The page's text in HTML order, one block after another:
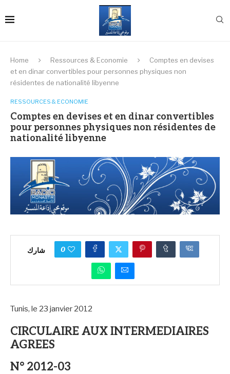
Home Ressources & Economie
Comptes en devises
et en dinar convertibles pour personnes physiques non
résidentes de nationalité libyenne
RESSOURCES & ECONOMIE
Comptes en devises et en dinar convertibles
pour personnes physiques non résidentes de
nationalité libyenne
شارك 0
Tunis, le 23 janvier 2012
CIRCULAIRE AUX INTERMEDIAIRES
AGREES
N° 2012-03